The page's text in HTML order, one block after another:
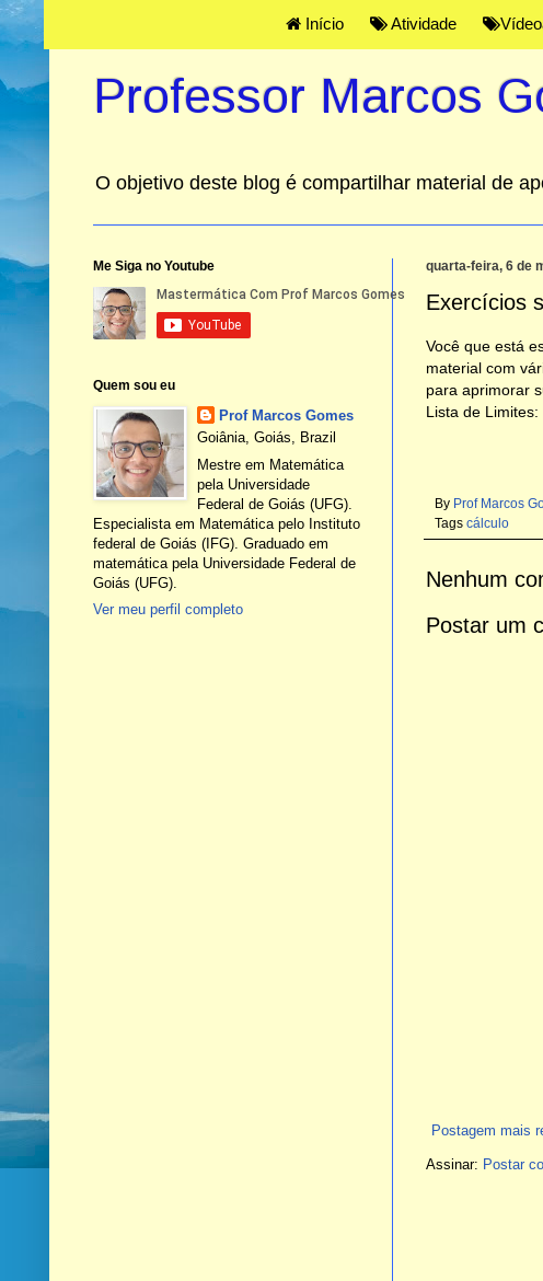
Início Atividade
Professor Marcos
O objetivo deste blog é compartilhar material de
quarta-feira, 6 de
Exercícios
Você que está
material com
para aprimorar
Lista de Limites:
By Prof Marcos
Tags cálculo
Nenhum
Postar um
Postagem mais
Assinar: Postar
Me Siga no Youtube
Quem sou eu
Prof Marcos Gomes
Goiânia, Goiás, Brazil
Mestre em Matemática
pela Universidade
Federal de Goiás (UFG).
Especialista em Matemática pelo Instituto
federal de Goiás (IFG). Graduado em
matemática pela Universidade Federal de
Goiás (UFG).
Ver meu perfil completo